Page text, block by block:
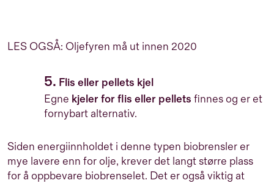
LES OGSÅ: Oljefyren må ut innen 2020
5. Flis eller pellets kjel
Egne kjeler for flis eller pellets finnes og er et
fornybart alternativ.
Siden energiinnholdet i denne typen biobrensler er
mye lavere enn for olje, krever det langt større plass
for å oppbevare biobrenselet. Det er også viktig at